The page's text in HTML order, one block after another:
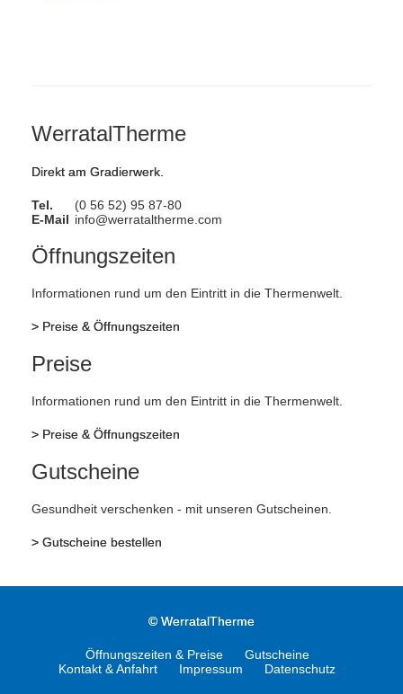
WerratalTherme
Direkt am Gradierwerk.
Tel.
(0 56 52) 95 87-80
E-Mail info@werrataltherme.com
Öffnungszeiten
Informationen rund um den Eintritt in die Thermenwelt.
> Preise & Öffnungszeiten
Preise
Informationen rund um den Eintritt in die Thermenwelt.
> Preise & Öffnungszeiten
Gutscheine
Gesundheit verschenken - mit unseren Gutscheinen.
> Gutscheine bestellen
© WerratalTherme
Öffnungszeiten & Preise
Gutscheine
Kontakt & Anfahrt
Impressum Datenschutz